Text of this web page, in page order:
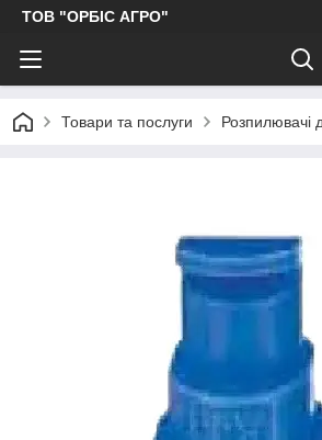
ТОВ "ОРБІС АГРО"
Товари та послуги Розпилювачі